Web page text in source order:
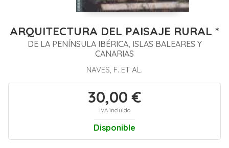
ARQUITECTURA DEL PAISAJE RURAL *
DE LA PENÍNSULA IBÉRICA, ISLAS BALEARES Y
CANARIAS
NAVES, F. ET AL.
30,00 €
IVA incluido
Disponible